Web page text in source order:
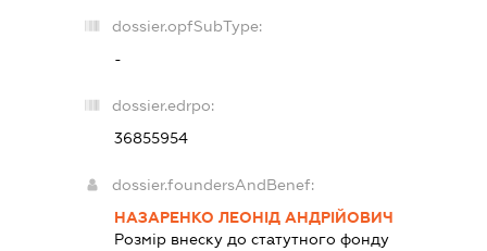
dossier.opfSubType:
-
dossier.edrpo:
36855954
dossier.foundersAndBenef:
НАЗАРЕНКО ЛЕОНІД АНДРІЙОВИЧ
Розмір внеску до статутного фонду